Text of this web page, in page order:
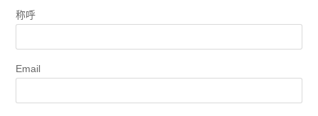
称呼
Email